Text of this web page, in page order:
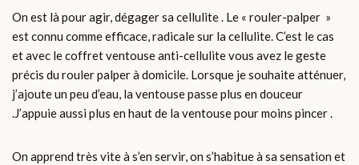
On est là pour agir, dégager sa cellulite . Le « rouler-palper »
est connu comme efficace, radicale sur la cellulite. C’est le cas
et avec le coffret ventouse anti-cellulite vous avez le geste
précis du rouler palper à domicile. Lorsque je souhaite atténuer,
j’ajoute un peu d’eau, la ventouse passe plus en douceur
.J’appuie aussi plus en haut de la ventouse pour moins pincer .
On apprend très vite à s’en servir, on s’habitue à sa sensation et